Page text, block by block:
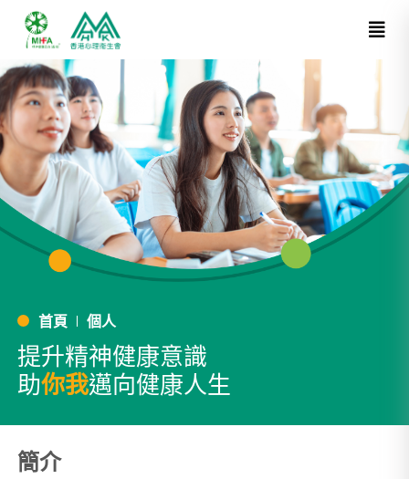
首頁 個人
提升精神健康意識
助你我邁向健康人生
簡介